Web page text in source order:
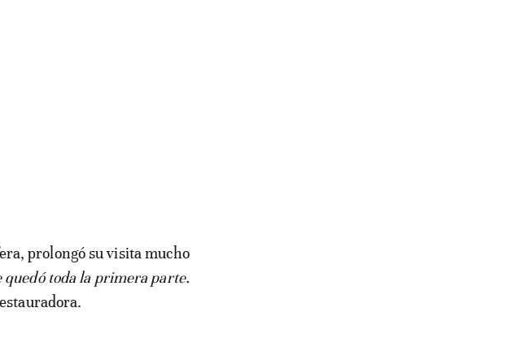
prolongó su visita mucho
quedó toda la primera parte.